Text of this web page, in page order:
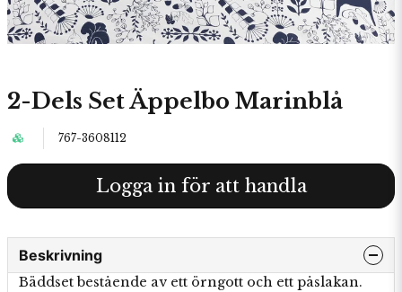
2-Dels Set Äppelbo Marinblå
767-3608112
Logga in för att handla
Beskrivning
Bäddset bestående av ett örngott och ett påslakan.